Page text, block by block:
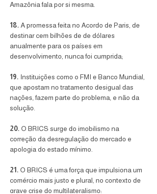
Amazônia fala por si mesma.
18. A promessa feita no Acordo de Paris, de
destinar cem bilhões de de dólares
anualmente para os países em
desenvolvimento, nunca foi cumprida;
19. Instituições como o FMI e Banco Mundial,
que apostam no tratamento desigual das
nações, fazem parte do problema, e não da
solução.
20. O BRICS surge do imobilismo na
correção da desregulação do mercado e
apologia do estado mínimo.
21. O BRICS é uma força que impulsiona um
comércio mais justo e plural, no contexto de
grave crise do multilateralismo;